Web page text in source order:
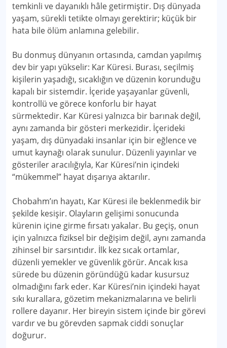
temkinli ve dayanıklı hâle getirmiştir. Dış dünyada
yaşam, sürekli tetikte olmayı gerektirir; küçük bir
hata bile ölüm anlamına gelebilir.
Bu donmuş dünyanın ortasında, camdan yapılmış
dev bir yapı yükselir: Kar Küresi. Burası, seçilmiş
kişilerin yaşadığı, sıcaklığın ve düzenin korunduğu
kapalı bir sistemdir. İçeride yaşayanlar güvenli,
kontrollü ve görece konforlu bir hayat
sürmektedir. Kar Küresi yalnızca bir barınak değil,
aynı zamanda bir gösteri merkezidir. İçerideki
yaşam, dış dünyadaki insanlar için bir eğlence ve
umut kaynağı olarak sunulur. Düzenli yayınlar ve
gösteriler aracılığıyla, Kar Küresi’nin içindeki
“mükemmel” hayat dışarıya aktarılır.
Chobahm’ın hayatı, Kar Küresi ile beklenmedik bir
şekilde kesişir. Olayların gelişimi sonucunda
kürenin içine girme fırsatı yakalar. Bu geçiş, onun
için yalnızca fiziksel bir değişim değil, aynı zamanda
zihinsel bir sarsıntıdır. İlk kez sıcak ortamlar,
düzenli yemekler ve güvenlik görür. Ancak kısa
sürede bu düzenin göründüğü kadar kusursuz
olmadığını fark eder. Kar Küresi’nin içindeki hayat
sıkı kurallara, gözetim mekanizmalarına ve belirli
rollere dayanır. Her bireyin sistem içinde bir görevi
vardır ve bu görevden sapmak ciddi sonuçlar
doğurur.